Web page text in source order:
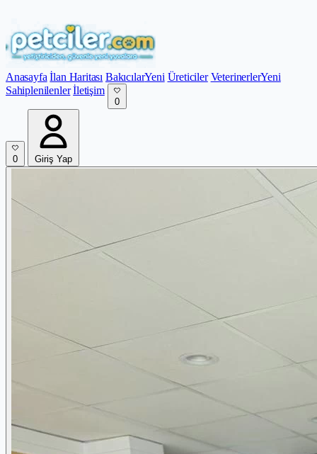
Anasayfa İlan Haritası BakıcılarYeni Üreticiler VeterinerlerYeni
Sahiplenilenler İletişim
0
0 Giriş Yap